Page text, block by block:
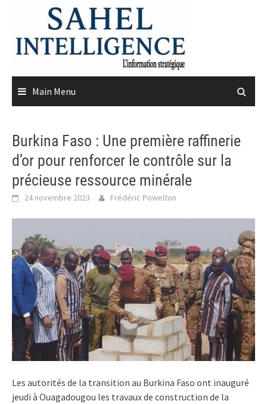
content
Main Menu
Burkina Faso : Une première raffinerie
d’or pour renforcer le contrôle sur la
précieuse ressource minérale
24 novembre 2023 Frédéric Powelton
Les autorités de la transition au Burkina Faso ont inauguré
jeudi à Ouagadougou les travaux de construction de la